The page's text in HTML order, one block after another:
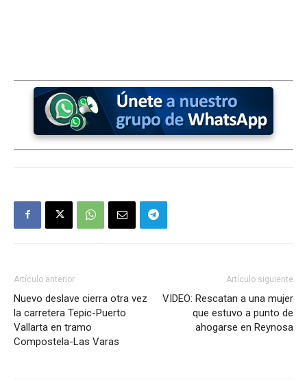
Artículo anterior
Nuevo deslave cierra otra vez
la carretera Tepic-Puerto
Vallarta en tramo
Compostela-Las Varas
Artículo siguiente
VIDEO: Rescatan a una mujer
que estuvo a punto de
ahogarse en Reynosa